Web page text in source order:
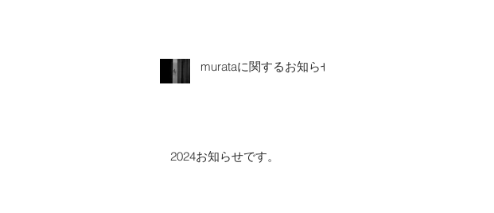
murataに関するお知らせ
2024お知らせです。